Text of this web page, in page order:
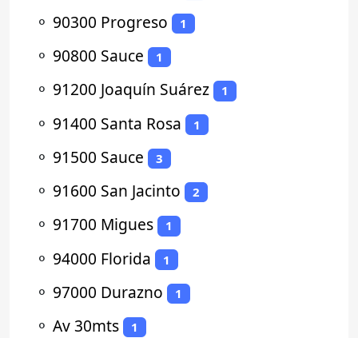
⚬ 90300 Progreso 1
⚬ 90800 Sauce 1
⚬ 91200 Joaquín Suárez 1
⚬ 91400 Santa Rosa 1
⚬ 91500 Sauce 3
⚬ 91600 San Jacinto 2
⚬ 91700 Migues 1
⚬ 94000 Florida 1
⚬ 97000 Durazno 1
⚬ Av 30mts 1